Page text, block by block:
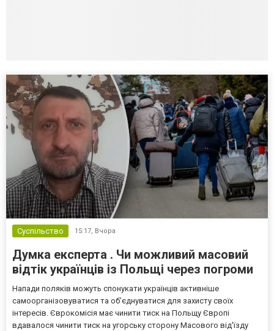
Суспільство 15:17, Вчора
Думка експерта . Чи можливий масовий
відтік українців із Польщі через погроми
Напади поляків можуть спонукати українців активніше
самоорганізовуватися та об’єднуватися для захисту своїх
інтересів. Єврокомісія має чинити тиск на Польщу Європі
вдавалося чинити тиск на угорську сторону Масового від'їзду